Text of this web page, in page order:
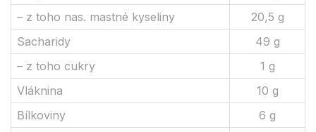
– z toho nas. mastné kyseliny
20,5 g
Sacharidy
49 g
– z toho cukry
1 g
Vláknina
10 g
Bílkoviny
6 g